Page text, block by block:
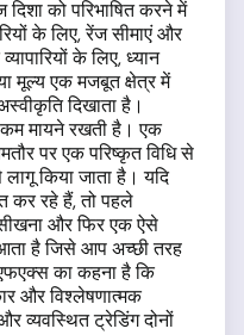
दिशा को परिभाषित करने में
के लिए, रेंज सीमाएं और
के लिए, ध्यान
मूल्य एक मजबूत क्षेत्र में
दिखाता है।
कम मायने रखती है। एक
पर एक परिष्कृत विधि से
किया जाता है। यदि
कर रहे हैं, तो पहले
और फिर एक ऐसे
है जिसे आप अच्छी तरह
का कहना है कि
और विश्लेषणात्मक
व्यवस्थित ट्रेडिंग दोनों